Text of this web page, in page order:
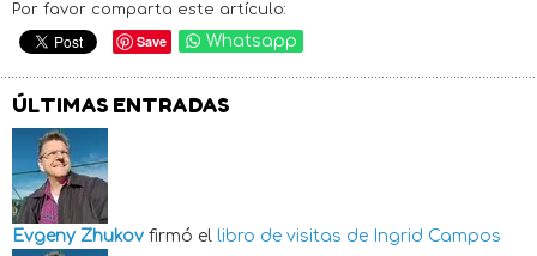
Por favor comparta este artículo:
Save Whatsapp
ÚLTIMAS ENTRADAS
Evgeny Zhukov firmó el libro de visitas de Ingrid Campos